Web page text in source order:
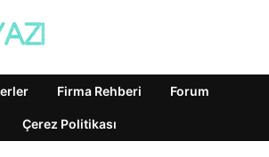
Firma Rehberi Forum
Çerez Politikası